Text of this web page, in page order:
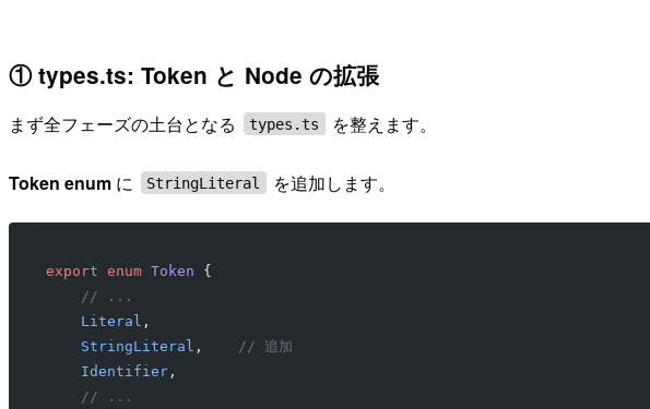
① types.ts: Token と Node の拡張
まず全フェーズの土台となる types.ts を整えます。
Token enum に StringLiteral を追加します。
export enum Token {
    // ...
    Literal
,
    StringLiteral
,
// 追加
    Identifier
,
    // ...